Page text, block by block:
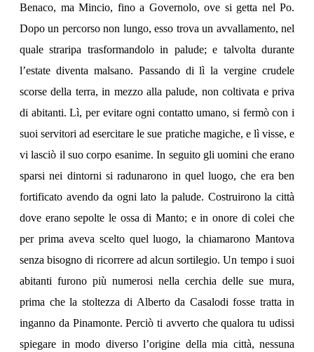
Benaco, ma Mincio, fino a Governolo, ove si getta nel Po.
Dopo un percorso non lungo, esso trova un avvallamento, nel
quale straripa trasformandolo in palude; e talvolta durante
l’estate diventa malsano. Passando di lì la vergine crudele
scorse della terra, in mezzo alla palude, non coltivata e priva
di abitanti. Lì, per evitare ogni contatto umano, si fermò con i
suoi servitori ad esercitare le sue pratiche magiche, e lì visse, e
vi lasciò il suo corpo esanime. In seguito gli uomini che erano
sparsi nei dintorni si radunarono in quel luogo, che era ben
fortificato avendo da ogni lato la palude. Costruirono la città
dove erano sepolte le ossa di Manto; e in onore di colei che
per prima aveva scelto quel luogo, la chiamarono Mantova
senza bisogno di ricorrere ad alcun sortilegio. Un tempo i suoi
abitanti furono più numerosi nella cerchia delle sue mura,
prima che la stoltezza di Alberto da Casalodi fosse tratta in
inganno da Pinamonte. Perciò ti avverto che qualora tu udissi
spiegare in modo diverso l’origine della mia città, nessuna